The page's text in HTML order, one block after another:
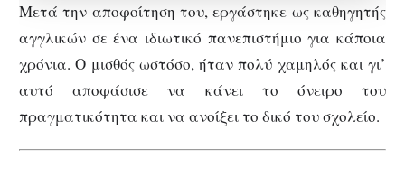
Μετά την αποφοίτηση του, εργάστηκε ως καθηγητής
αγγλικών σε ένα ιδιωτικό πανεπιστήμιο για κάποια
χρόνια. Ο μισθός ωστόσο, ήταν πολύ χαμηλός και γι’
αυτό αποφάσισε να κάνει το όνειρο του
πραγματικότητα και να ανοίξει το δικό του σχολείο.